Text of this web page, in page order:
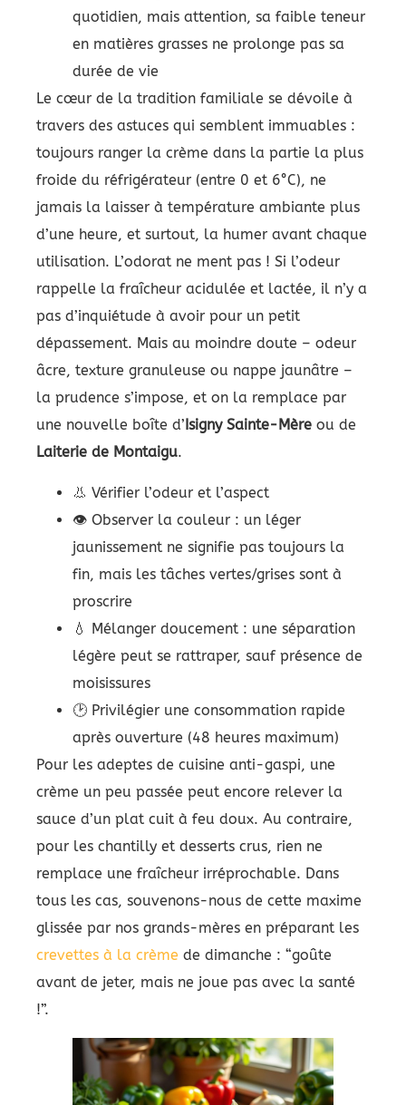
quotidien, mais attention, sa faible teneur
en matières grasses ne prolonge pas sa
durée de vie
Le cœur de la tradition familiale se dévoile à
travers des astuces qui semblent immuables :
toujours ranger la crème dans la partie la plus
froide du réfrigérateur (entre 0 et 6°C), ne
jamais la laisser à température ambiante plus
d’une heure, et surtout, la humer avant chaque
utilisation. L’odorat ne ment pas ! Si l’odeur
rappelle la fraîcheur acidulée et lactée, il n’y a
pas d’inquiétude à avoir pour un petit
dépassement. Mais au moindre doute – odeur
âcre, texture granuleuse ou nappe jaunâtre –
la prudence s’impose, et on la remplace par
une nouvelle boîte d’ Isigny Sainte-Mère ou de
Laiterie de Montaigu.
👃 Vérifier l’odeur et l’aspect
👁️ Observer la couleur : un léger
jaunissement ne signifie pas toujours la
fin, mais les tâches vertes/grises sont à
proscrire
💧 Mélanger doucement : une séparation
légère peut se rattraper, sauf présence de
moisissures
🕑 Privilégier une consommation rapide
après ouverture (48 heures maximum)
Pour les adeptes de cuisine anti-gaspi, une
crème un peu passée peut encore relever la
sauce d’un plat cuit à feu doux. Au contraire,
pour les chantilly et desserts crus, rien ne
remplace une fraîcheur irréprochable. Dans
tous les cas, souvenons-nous de cette maxime
glissée par nos grands-mères en préparant les
crevettes à la crème de dimanche : “goûte
avant de jeter, mais ne joue pas avec la santé
!”.